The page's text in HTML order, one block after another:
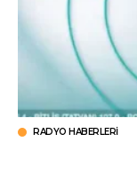
RADYO HABERLERI